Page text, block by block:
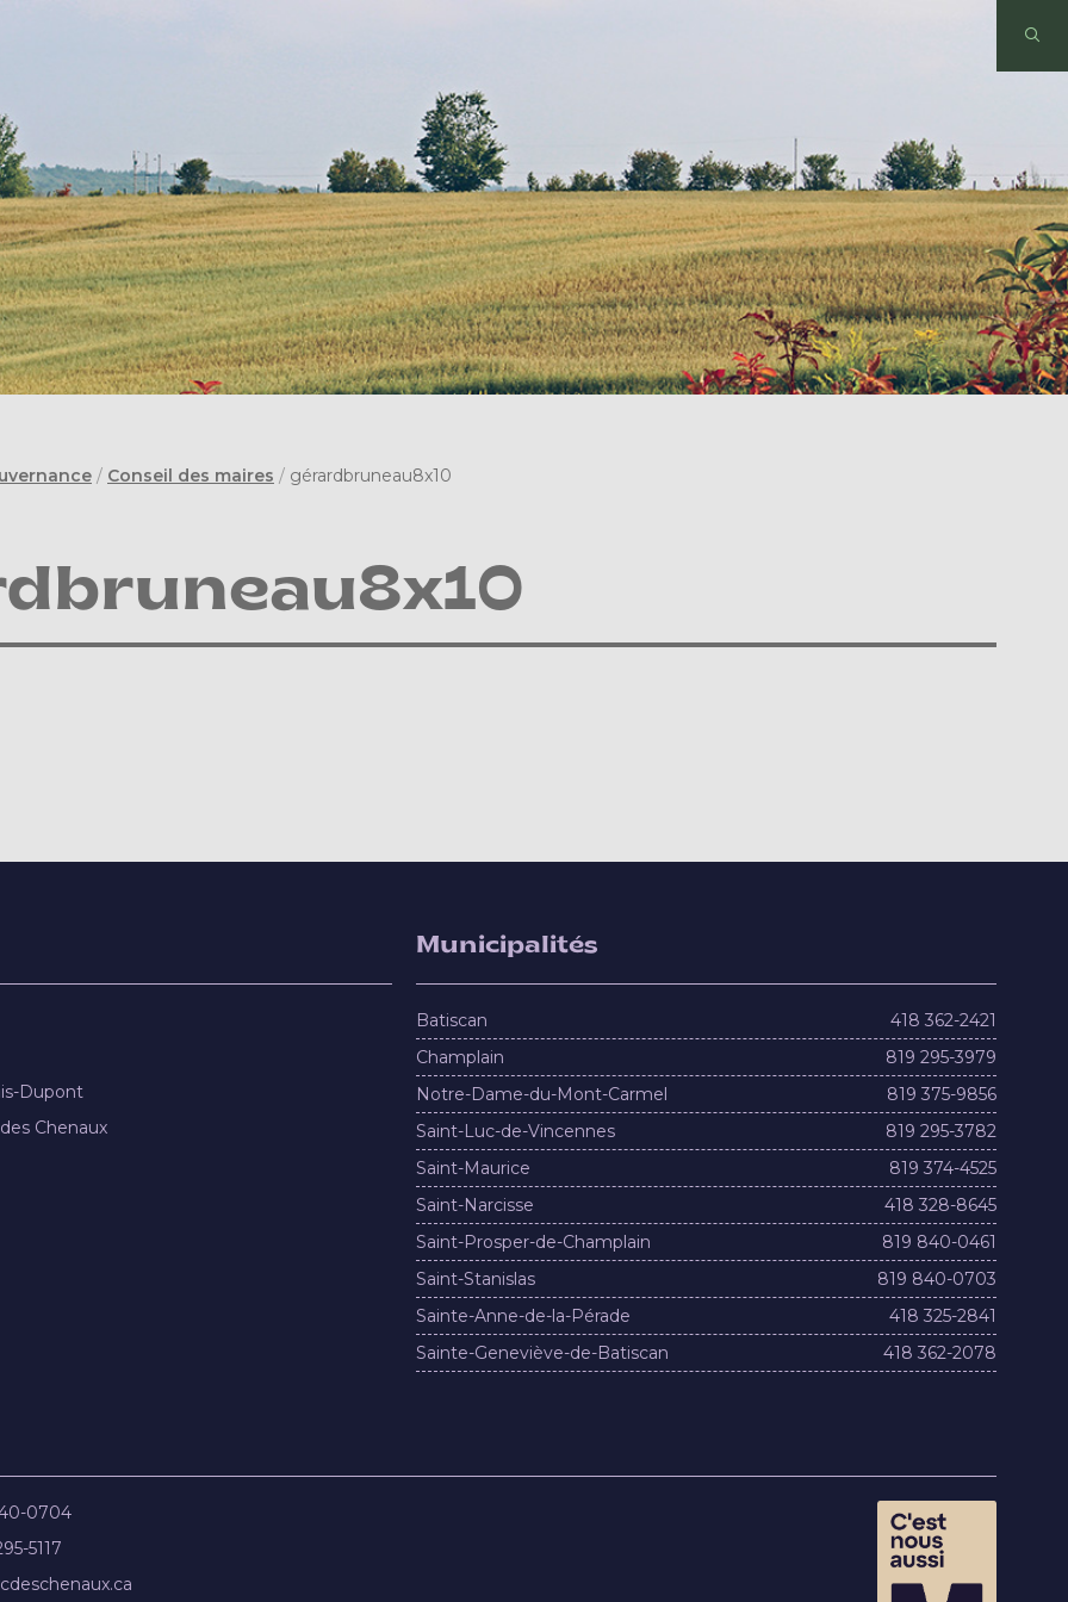
/ Conseil des maires / gérardbruneau8x10
Dupont
Chenaux
Municipalités
Batiscan
418 362-2421
Champlain
819 295-3979
Notre-Dame-du-Mont-Carmel
819 375-9856
Saint-Luc-de-Vincennes
819 295-3782
Saint-Maurice
819 374-4525
Saint-Narcisse
418 328-8645
Saint-Prosper-de-Champlain
819 840-0461
Saint-Stanislas
819 840-0703
Sainte-Anne-de-la-Pérade
418 325-2841
Sainte-Geneviève-de-Batiscan
418 362-2078
0704
5117